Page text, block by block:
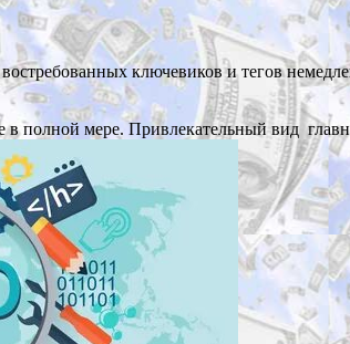
ключевиков и тегов
в полной мере. Привлекательный вид